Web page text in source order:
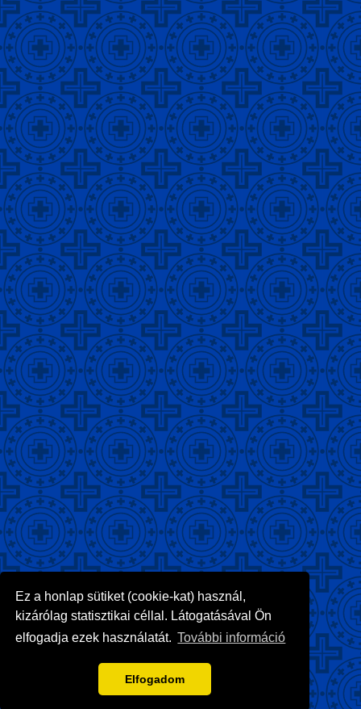
Ez a honlap sütiket (cookie-kat) használ,
kizárólag statisztikai céllal. Látogatásával Ön
elfogadja ezek használatát. További információ
Elfogadom